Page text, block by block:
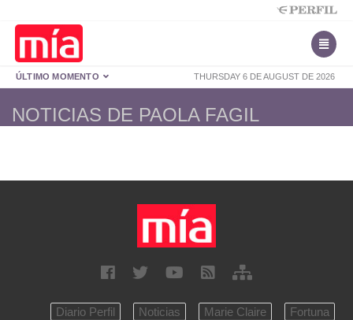
THURSDAY 6 DE AUGUST DE 2026
ÚLTIMO MOMENTO
NOTICIAS DE PAOLA FAGIL
Diario Perfil Noticias Marie Claire
Fortuna